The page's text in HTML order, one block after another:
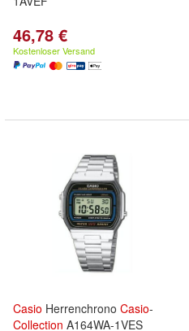
46,78 €
Kostenloser Versand
Casio Herrenchrono Casio-
Collection A164WA-1VES